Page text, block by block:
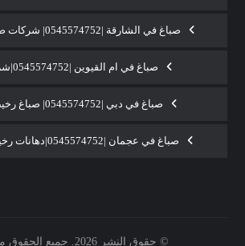
صباغ في الشارقة |0545574752| شركات صبغ فى الشارقة
صباغ في ام القيوين |0545574752|شركات صبغ
صباغ في دبي |0545574752| صباغ رخيص في دبي
صباغ في عجمان |0545574752|دهانات رخيص في عجمان
© حقوق النشر 2026. جميع الحقوق محفوظة.